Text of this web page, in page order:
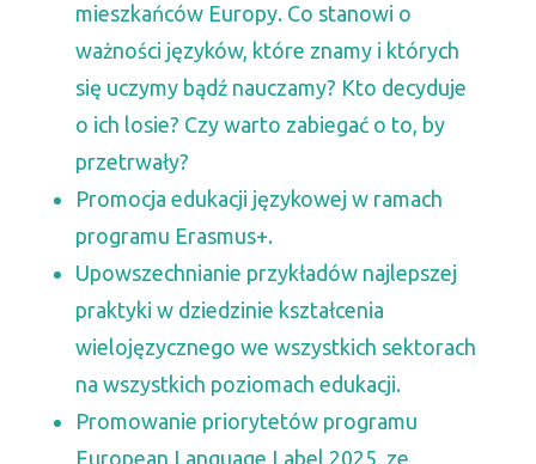
mieszkańców Europy. Co stanowi o
ważności języków, które znamy i których
się uczymy bądź nauczamy? Kto decyduje
o ich losie? Czy warto zabiegać o to, by
przetrwały?
Promocja edukacji językowej w ramach
programu Erasmus+.
Upowszechnianie przykładów najlepszej
praktyki w dziedzinie kształcenia
wielojęzycznego we wszystkich sektorach
na wszystkich poziomach edukacji.
Promowanie priorytetów programu
European Language Label 2025, ze